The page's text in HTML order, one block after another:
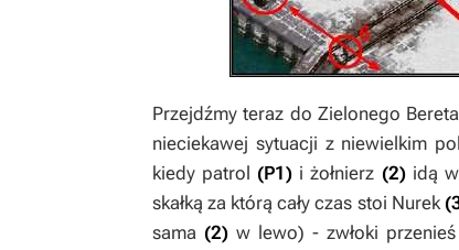
Przejdźmy teraz doZielonego Bereta
nieciekawej sytuacji z niewielkim
kiedy patrol (P1) i żołnierz (2) idą
skałką za którą cały czas stoi Nurek
sama (2) w lewo) - zwłoki